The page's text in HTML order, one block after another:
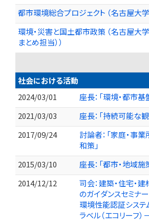
都市環境総合プロジェクト （名古屋大学
環境・災害と国土都市政策 （名古屋大
まとめ担当））
社会における活動
2024/03/01
座長：「環境・都市基
2021/03/03
座長：「持続可能な観
2017/09/24
討論者：「家庭・事
和策」
2015/03/10
座長：「都市・地域施
2014/12/12
司会：建築・住宅・
のガイダンスセミナ
環境性能認証システ
ラベル（エコリーフ）